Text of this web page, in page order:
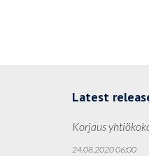
Latest
Korjaus
24.08.2020 06:00